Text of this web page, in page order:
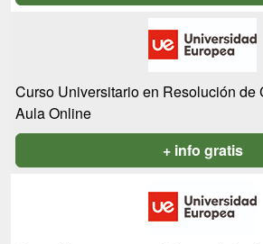
Curso Universitario en Resolución de
Aula Online
+ info gratis